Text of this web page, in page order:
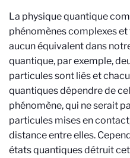
La physique quantique
phénomènes complexes
aucun équivalent dans
quantique, par exemple,
particules sont liés et
quantiques dépendre de
phénomène, qui ne serait
particules mises en
distance entre elles.
états quantiques détruit